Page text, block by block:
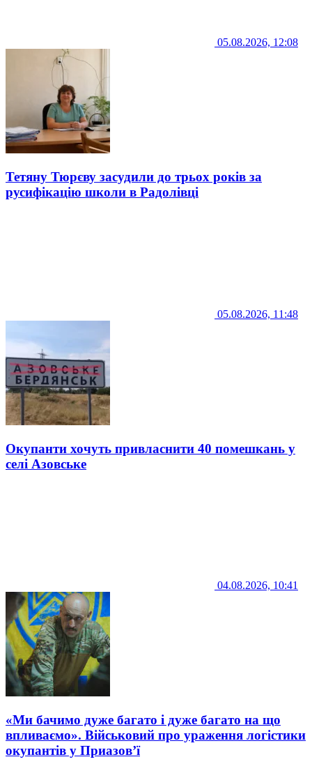
05.08.2026, 12:08
Тетяну Тюрєву засудили до трьох років за
русифікацію школи в Радолівці
05.08.2026, 11:48
Окупанти хочуть привласнити 40 помешкань у
селі Азовське
04.08.2026, 10:41
«Ми бачимо дуже багато і дуже багато на що
впливаємо». Військовий про ураження логістики
окупантів у Приазов’ї